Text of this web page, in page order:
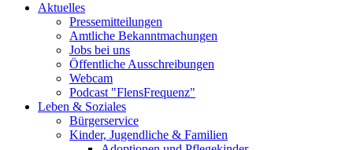
Aktuelles
Pressemitteilungen
Amtliche Bekanntmachungen
Jobs bei uns
Öffentliche Ausschreibungen
Webcam
Podcast "FlensFrequenz"
Leben & Soziales
Bürgerservice
Kinder, Jugendliche & Familien